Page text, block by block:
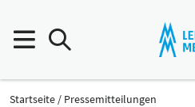
Startseite
Pressemitteilungen